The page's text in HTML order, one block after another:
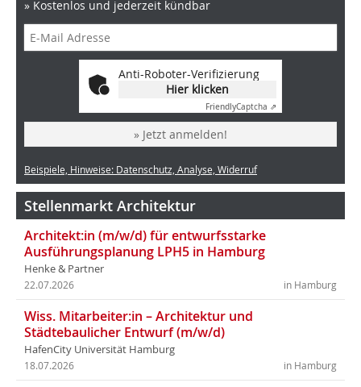
» Kostenlos und jederzeit kündbar
Anti-Roboter-Verifizierung
Hier klicken
FriendlyCaptcha ⇗
» Jetzt anmelden!
Beispiele, Hinweise: Datenschutz, Analyse, Widerruf
Stellenmarkt Architektur
Architekt:in (m/w/d) für entwurfsstarke
Ausführungsplanung LPH5 in Hamburg
Henke & Partner
in Hamburg
22.07.2026
Wiss. Mitarbeiter:in – Architektur und
Städtebaulicher Entwurf (m/w/d)
HafenCity Universität Hamburg
in Hamburg
18.07.2026